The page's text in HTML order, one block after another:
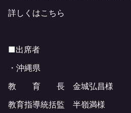
詳しくはこちら
■出席者
・沖縄県
教 育 長 金城弘昌様
教育指導統括監 半嶺満様